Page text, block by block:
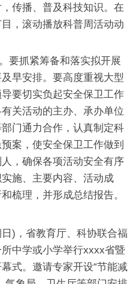
传播、普及科技知识。在
，滚动播放科普周活动动
抓紧筹备和落实拟开展
早安排。要高度重视大型
要切实负起安全保卫工作
关活动的主办、承办单位
门通力合作，认真制定科
案，使安全保卫工作做到
，确保各项活动安全有序
施、主要内容、活动成
梳理，并形成总结报告。
)，省教育厅、科协联合福
中学或小学举行xxxx省暨
式。邀请专家开设“节能减